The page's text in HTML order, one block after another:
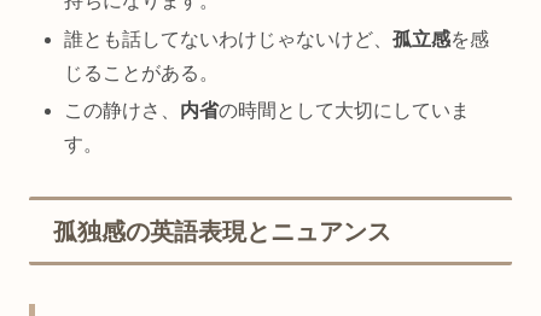
誰とも話してないわけじゃないけど、孤立感を感
じることがある。
この静けさ、 内省の時間として大切にしていま
す。
孤独感の英語表現とニュアンス